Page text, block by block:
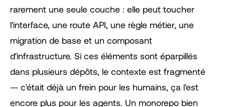
rarement une seule couche : elle peut toucher
l'interface, une route API, une règle métier, une
migration de base et un composant
d'infrastructure. Si ces éléments sont éparpillés
dans plusieurs dépôts, le contexte est fragmenté
— c'était déjà un frein pour les humains, ça l'est
encore plus pour les agents. Un monorepo bien